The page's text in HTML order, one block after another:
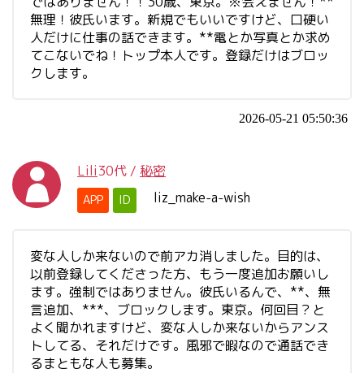
無理！彼氏います。新規でもいいですけど、口硬い
人だけに仕事の話できます。**電とか写真とか求め
てこないでね！トップ本人です。登録だけはブロッ
クします。
2026-05-21 05:50:36
Lili30代 / 秘密
APP ID liz_make-a-wish
変な人しか来ないので前アカ消しました。目的は、
以前登録してくださった方、もう一度追加お願いし
ます。強制ではありません。彼氏いるんで、**、無
言追加、***、ブロックします。東京。何回目？と
よく聞かれますけど、変な人しか来ないからアンス
トしてる、それだけです。風邪で暇なので通話でき
るまともな人も募集。